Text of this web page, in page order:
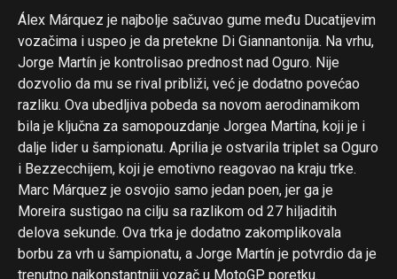
Álex Márquez je najbolje sačuvao gume među Ducatijevim
vozačima i uspeo je da pretekne Di Giannantonija. Na vrhu,
Jorge Martín je kontrolisao prednost nad Oguro. Nije
dozvolio da mu se rival približi, već je dodatno povećao
razliku. Ova ubedljiva pobeda sa novom aerodinamikom
bila je ključna za samopouzdanje Jorgea Martína, koji je i
dalje lider u šampionatu. Aprilia je ostvarila triplet sa Oguro
i Bezzecchijem, koji je emotivno reagovao na kraju trke.
Marc Márquez je osvojio samo jedan poen, jer ga je
Moreira sustigao na cilju sa razlikom od 27 hiljaditih
delova sekunde. Ova trka je dodatno zakomplikovala
borbu za vrh u šampionatu, a Jorge Martín je potvrdio da je
trenutno najkonstantniji vozač u MotoGP poretku.